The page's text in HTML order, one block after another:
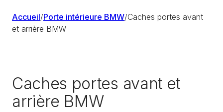
Accueil/Porte intérieure BMW/Caches portes avant
et arrière BMW
Caches portes avant et
arrière BMW